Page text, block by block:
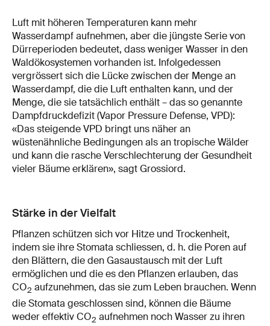
Luft mit höheren Temperaturen kann mehr
Wasserdampf aufnehmen, aber die jüngste Serie von
Dürreperioden bedeutet, dass weniger Wasser in den
Waldökosystemen vorhanden ist. Infolgedessen
vergrössert sich die Lücke zwischen der Menge an
Wasserdampf, die die Luft enthalten kann, und der
Menge, die sie tatsächlich enthält – das so genannte
Dampfdruckdefizit (Vapor Pressure Defense, VPD):
«Das steigende VPD bringt uns näher an
wüstenähnliche Bedingungen als an tropische Wälder
und kann die rasche Verschlechterung der Gesundheit
vieler Bäume erklären», sagt Grossiord.
Stärke in der Vielfalt
Pflanzen schützen sich vor Hitze und Trockenheit,
indem sie ihre Stomata schliessen, d. h. die Poren auf
den Blättern, die den Gasaustausch mit der Luft
ermöglichen und die es den Pflanzen erlauben, das
CO2 aufzunehmen, das sie zum Leben brauchen. Wenn
die Stomata geschlossen sind, können die Bäume
weder effektiv CO2 aufnehmen noch Wasser zu ihren